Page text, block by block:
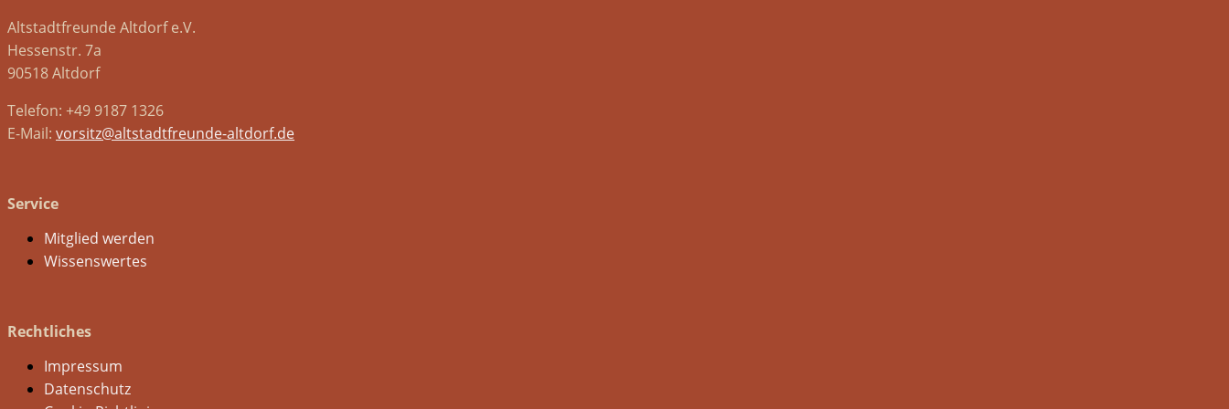
Altstadtfreunde Altdorf e.V.
Hessenstr. 7a
90518 Altdorf
Telefon: +49 9187 1326
E-Mail: vorsitz@altstadtfreunde-altdorf.de
Service
Mitglied werden
Wissenswertes
Rechtliches
Impressum
Datenschutz